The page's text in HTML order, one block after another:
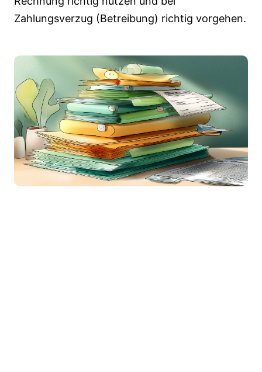
Zahlungsverzug (Betreibung) richtig vorgehen.